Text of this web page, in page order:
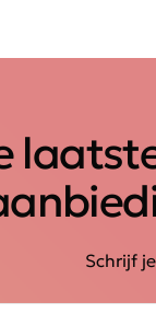
Schrijf